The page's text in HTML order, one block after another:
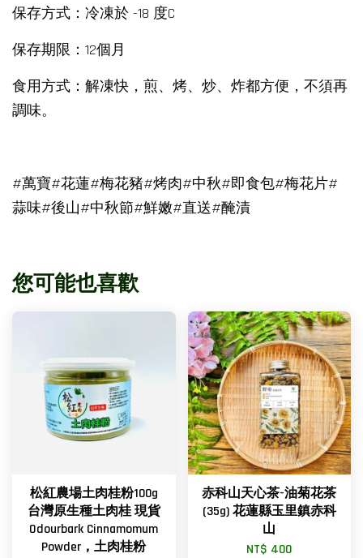
保存方式：冷凍於 -18 度C
保存期限：12個月
食用方式：解凍快，煎、烤、炒、炸都方便，不須再
調味。
#萬寶#花蓮#梅花豬#烤肉#中秋#即食包#梅花片#
蒜味#後山#中秋節#鮮嫩#直送#醃漬
您可能也喜歡
松紅農場土肉桂粉100g
台灣原生種土肉桂 現貨
Odourbark Cinnamomum
Powder，土肉桂粉
赤科山天心茶-油菊花茶
(35g) 花蓮縣玉里鎮赤科
山
NT$ 400